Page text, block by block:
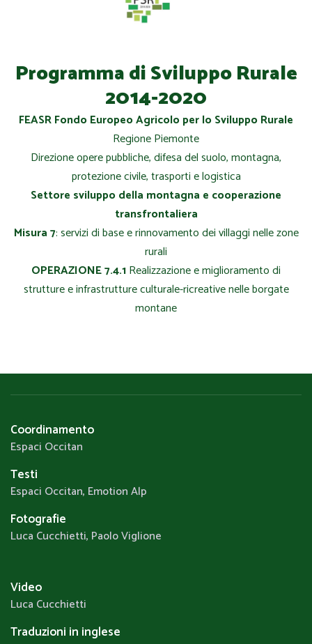
Programma di Sviluppo Rurale
2014-2020
FEASR Fondo Europeo Agricolo per lo Sviluppo Rurale
Regione Piemonte
Direzione opere pubbliche, difesa del suolo, montagna,
protezione civile, trasporti e logistica
Settore sviluppo della montagna e cooperazione
transfrontaliera
Misura 7: servizi di base e rinnovamento dei villaggi nelle zone
rurali
OPERAZIONE 7.4.1Realizzazione e miglioramento di
strutture e infrastrutture culturale-ricreative nelle borgate
montane
Coordinamento
Espaci Occitan
Testi
Espaci Occitan, Emotion Alp
Fotografie
Luca Cucchietti, Paolo Viglione
Video
Luca Cucchietti
Traduzioni in inglese